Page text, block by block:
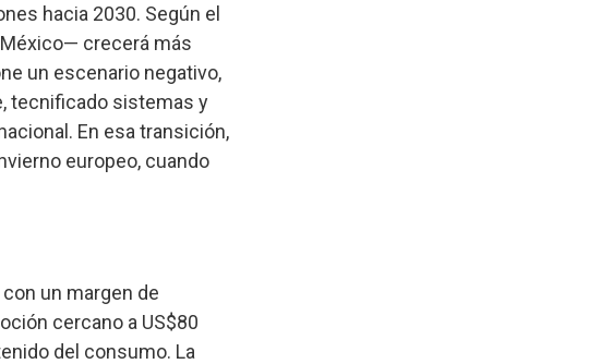
hacia 2030. Según el
crecerá más
un escenario negativo,
tecnificado sistemas y
En esa transición,
europeo, cuando
un margen de
cercano a US$80
del consumo. La